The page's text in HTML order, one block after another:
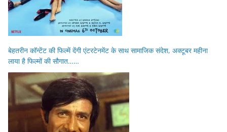
बेहतरीन कॉन्टेंट की फिल्में देंगी एंटरटेनमेंट के साथ सामाजिक संदेश, अक्टूबर महीना
लाया है फिल्मों की सौगात……